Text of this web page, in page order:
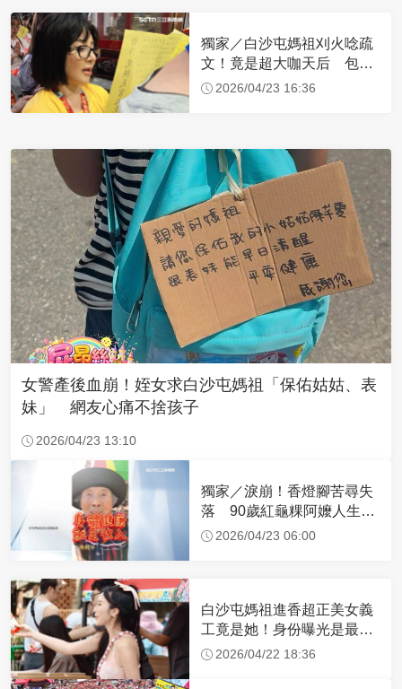
獨家／白沙屯媽祖刈火唸疏
文！竟是超大咖天后 包尿
布忍尿5小時不喊累
2026/04/23 16:36
女警產後血崩！姪女求白沙屯媽祖「保佑姑姑、表
妹」 網友心痛不捨孩子
2026/04/23 13:10
獨家／淚崩！香燈腳苦尋失
落 90歲紅龜粿阿嬤人生謝
幕2026/04/23 06:00
白沙屯媽祖進香超正美女義
工竟是她！身份曝光是最美
禮生 一輩子不結婚
2026/04/22 18:36